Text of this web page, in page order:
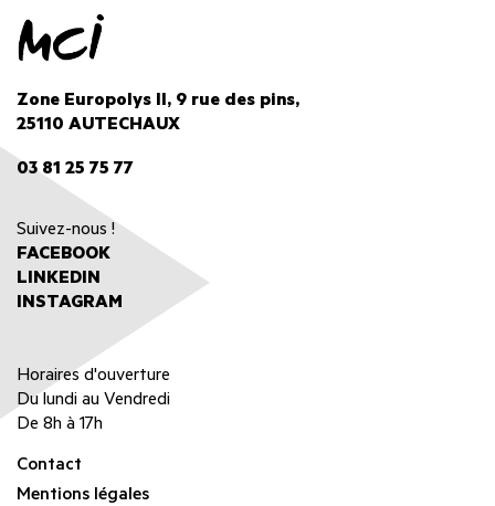
Zone Europolys II, 9 rue des pins,
25110 AUTECHAUX
03 81 25 75 77
Suivez-nous !
FACEBOOK
LINKEDIN
INSTAGRAM
Horaires d'ouverture
Du lundi au Vendredi
De 8h à 17h
Contact
Mentions légales